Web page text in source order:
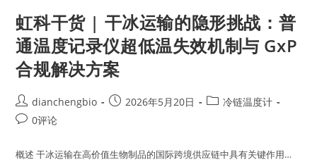
虹科干货 | 干冰运输的隐形挑战：普
通温度记录仪超低温失效机制与 GxP
合规解决方案
dianchengbio 2026年5月20日
冷链温度计
0评论
概述 干冰运输在高价值生物制品的国际跨境供应链中具有关键作用…